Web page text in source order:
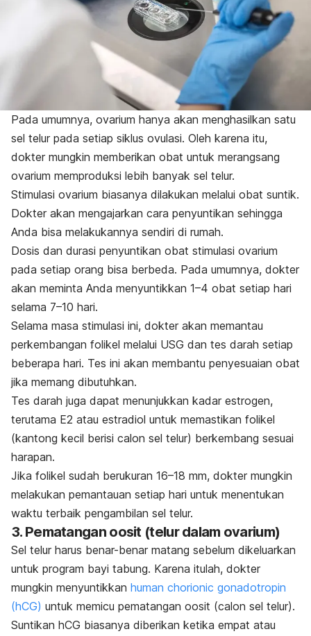
Pada umumnya, ovarium hanya akan menghasilkan satu
sel telur pada setiap siklus ovulasi. Oleh karena itu,
dokter mungkin memberikan obat untuk merangsang
ovarium memproduksi lebih banyak sel telur.
Stimulasi ovarium biasanya dilakukan melalui obat suntik.
Dokter akan mengajarkan cara penyuntikan sehingga
Anda bisa melakukannya sendiri di rumah.
Dosis dan durasi penyuntikan obat stimulasi ovarium
pada setiap orang bisa berbeda. Pada umumnya, dokter
akan meminta Anda menyuntikkan 1–4 obat setiap hari
selama 7–10 hari.
Selama masa stimulasi ini, dokter akan memantau
perkembangan folikel melalui USG dan tes darah setiap
beberapa hari. Tes ini akan membantu penyesuaian obat
jika memang dibutuhkan.
Tes darah juga dapat menunjukkan kadar estrogen,
terutama E2 atau estradiol untuk memastikan folikel
(kantong kecil berisi calon sel telur) berkembang sesuai
harapan.
Jika folikel sudah berukuran 16–18 mm, dokter mungkin
melakukan pemantauan setiap hari untuk menentukan
waktu terbaik pengambilan sel telur.
3. Pematangan oosit (telur dalam ovarium)
Sel telur harus benar-benar matang sebelum dikeluarkan
untuk program bayi tabung. Karena itulah, dokter
mungkin menyuntikkan human chorionic gonadotropin
(hCG) untuk memicu pematangan oosit (calon sel telur).
Suntikan hCG biasanya diberikan ketika empat atau